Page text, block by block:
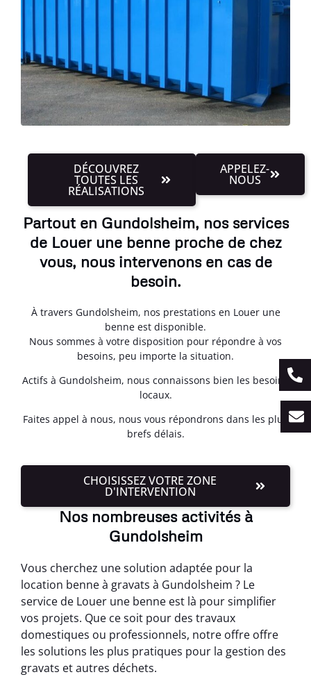
DÉCOUVREZ
TOUTES LES
RÉALISATIONS
APPELEZ-
NOUS
Partout en Gundolsheim, nos services
de Louer une benne proche de chez
vous, nous intervenons en cas de
besoin.
À travers Gundolsheim, nos prestations en Louer une
benne est disponible.
Nous sommes à votre disposition pour répondre à vos
besoins, peu importe la situation.
Actifs à Gundolsheim, nous connaissons bien les besoins
locaux.
Faites appel à nous, nous vous répondrons dans les plus
brefs délais.
CHOISISSEZ VOTRE ZONE
D'INTERVENTION
Nos nombreuses activités à
Gundolsheim
Vous cherchez une solution adaptée pour la
location benne à gravats à Gundolsheim ? Le
service de Louer une benne est là pour simplifier
vos projets. Que ce soit pour des travaux
domestiques ou professionnels, notre offre offre
les solutions les plus pratiques pour la gestion des
gravats et autres déchets.